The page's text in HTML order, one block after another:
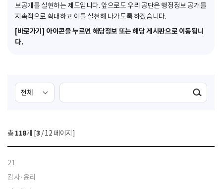
보공개를 실현하는 제도입니다. 앞으로도 우리 공단은 행정정보 공개를
지속적으로 확대하고 이를 실천해 나가도록 하겠습니다.
[바로가기] 아이콘을 누르면 해당정보 또는 해당 게시판으로 이동됩니
다.
검
색
선
택
색
검색실행
총 118개 [3 / 12 페이지]
21
감사·윤리